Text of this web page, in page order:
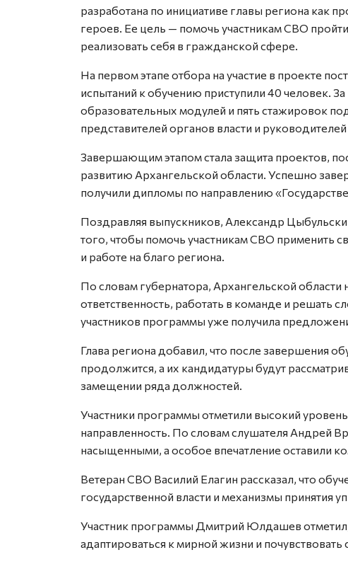
разработана по инициативе главы региона как
героев. Ее цель — помочь участникам СВО
реализовать себя в гражданской сфере.
На первом этапе отбора на участие в проекте
испытаний к обучению приступили 40 человек.
образовательных модулей и пять стажировок
представителей органов власти и
Завершающим этапом стала защита проектов,
развитию Архангельской области. Успешно
получили дипломы по направлению
Поздравляя выпускников, Александр
того, чтобы помочь участникам СВО применить
и работе на благо региона.
По словам губернатора, Архангельской
ответственность, работать в команде и решать
участников программы уже получила
Глава региона добавил, что после завершения
продолжится, а их кандидатуры будут
замещении ряда должностей.
Участники программы отметили высокий
направленность. По словам слушателя Андрей
насыщенными, а особое впечатление оставили
Ветеран СВО Василий Елагин рассказал, что
государственной власти и механизмы принятия
Участник программы Дмитрий Юлдашев
адаптироваться к мирной жизни и почувствовать